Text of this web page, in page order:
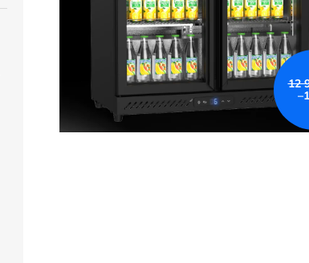
12